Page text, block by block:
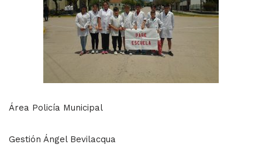
Área Policía Municipal
Gestión Ángel Bevilacqua